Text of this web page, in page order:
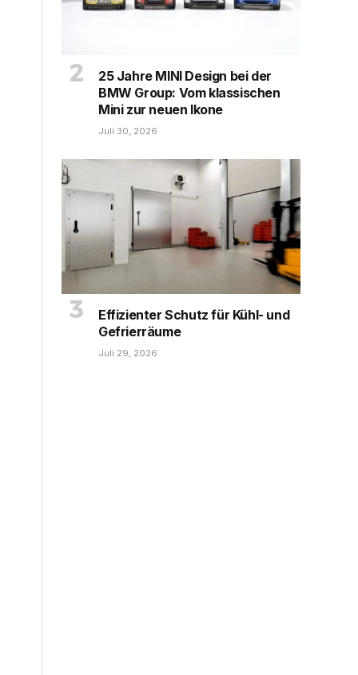
25 Jahre MINI Design bei der
BMW Group: Vom klassischen
Mini zur neuen Ikone
Juli 30, 2026
Effizienter Schutz für Kühl- und
Gefrierräume
Juli 29, 2026